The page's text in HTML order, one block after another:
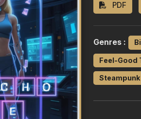
PDF
Genres :
Feel-Good
Steampunk